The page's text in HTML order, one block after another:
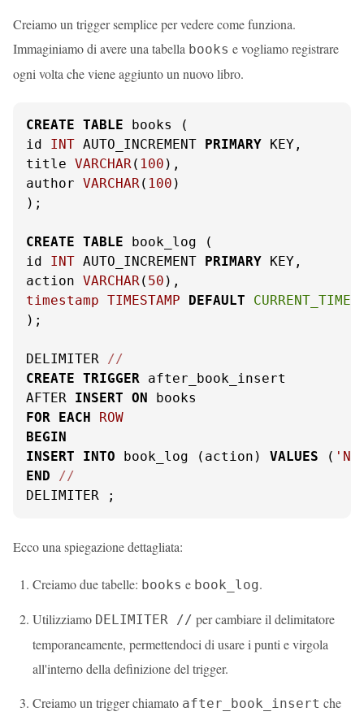
Creiamo un trigger semplice per vedere come funziona.
Immaginiamo di avere una tabella books e vogliamo registrare
ogni volta che viene aggiunto un nuovo libro.
CREATE TABLE books (
id INT AUTO_INCREMENT PRIMARY KEY,
title VARCHAR( 100 ),
author VARCHAR( 100 )
);
CREATE TABLE book_log (
id INT AUTO_INCREMENT PRIMARY KEY,
action VARCHAR( 50
timestamp TIMESTAMP DEFAULT
);
DELIMITER //
CREATE TRIGGER after_book_insert
AFTER INSERT ON
FOR EACH
ROW
BEGIN
INSERT
INTO book_log (action) VALUES (
END
//
DELIMITER ;
Ecco una spiegazione dettagliata:
Creiamo due tabelle: books e book_log.
Utilizziamo DELIMITER // per cambiare il delimitatore
temporaneamente, permettendoci di usare i punti e virgola
all'interno della definizione del trigger.
Creiamo un trigger chiamato after_book_insert che